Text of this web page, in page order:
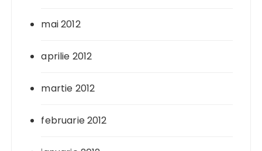
mai 2012
aprilie 2012
martie 2012
februarie 2012